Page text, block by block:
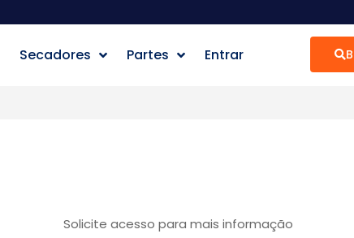
Secadores Partes Entrar
Solicite acesso para mais informação